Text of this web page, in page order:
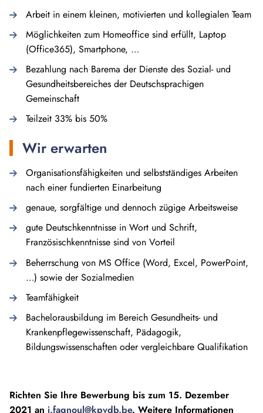
Arbeit in einem kleinen, motivierten und kollegialen Team
Möglichkeiten zum Homeoffice sind erfüllt, Laptop
(Office365), Smartphone, …
Bezahlung nach Barema der Dienste des Sozial- und
Gesundheitsbereiches der Deutschsprachigen
Gemeinschaft
Teilzeit 33% bis 50%
Wir erwarten
Organisationsfähigkeiten und selbstständiges Arbeiten
nach einer fundierten Einarbeitung
genaue, sorgfältige und dennoch zügige Arbeitsweise
gute Deutschkenntnisse in Wort und Schrift,
Französischkenntnisse sind von Vorteil
Beherrschung von MS Office (Word, Excel, PowerPoint,
…) sowie der Sozialmedien
Teamfähigkeit
Bachelorausbildung im Bereich Gesundheits- und
Krankenpflegewissenschaft, Pädagogik,
Bildungswissenschaften oder vergleichbare Qualifikation
Richten Sie Ihre Bewerbung bis zum 15. Dezember
2021 an j.fagnoul@kpvdb.be. Weitere Informationen